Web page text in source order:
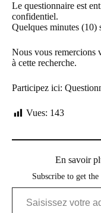
Le questionnaire est
confidentiel.
Quelques minutes (10)
Nous vous remercions
à cette recherche.
Participez ici:
Vues: 143
En savoir
Subscribe to get
Saisissez votre adresse e-mail…